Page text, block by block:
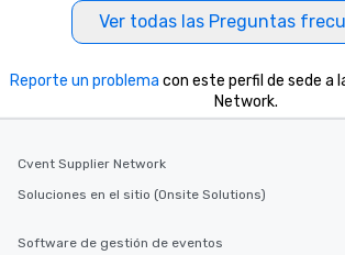
Ver todas las Preguntas
Reporte un problema con este perfil de sede a
Network.
Cvent Supplier Network
Soluciones en el sitio (Onsite Solutions)
Software de gestión de eventos